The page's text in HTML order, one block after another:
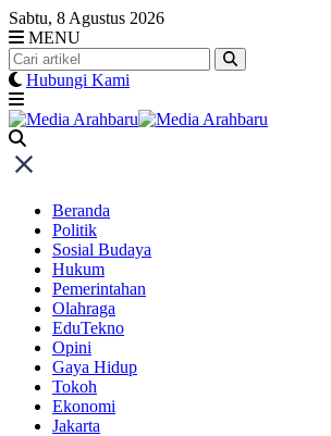
Skip
to
content
Sabtu, 8 Agustus 2026
MENU
Hubungi Kami
Beranda
Politik
Sosial Budaya
Hukum
Pemerintahan
Olahraga
EduTekno
Opini
Gaya Hidup
Tokoh
Ekonomi
Jakarta